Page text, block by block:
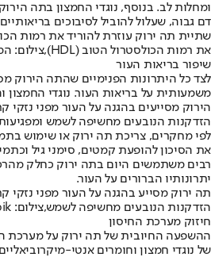
ומחלות לב. בנוסף, נוגדי החמצון בתה
דם גבוה, שעלול להוביל לסיבוכים
את רמות הכולסטרול הטוב (HDL),צילום: המחשה - מידג'רני
שיפור בריאות העור
לצד כל היתרונות הפנימיים שהתה הירוק
משמעותית על בריאות העור. נוגדי החמצון
הזדקנות הנובעים מחשיפה לשמש
לפי מחקרים, צריכת תה ירוק או שימוש
את הסיכון להופעת קמטים, סימני גיל
רבים משתמשים היום בתה ירוק כחלק
יתרונותיו הברורים על העור.
הזדקנות הנובעים מחשיפה לשמש,צילום: vecstock / freepik
חיזוק מערכת החיסון
ההשפעה החיובית של תה ירוק על מערכת
של נוגדי חמצון וחומרים אנטי-